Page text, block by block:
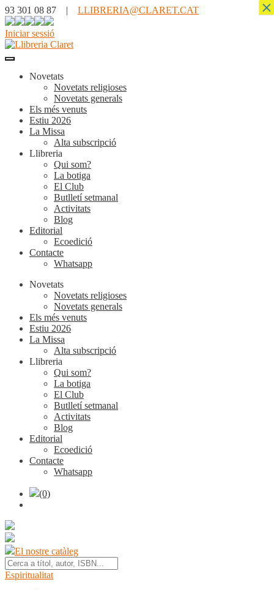
93 301 08 87 | LLIBRERIA@CLARET.CAT
Iniciar sessió
Novetats
Novetats religioses
Novetats generals
Els més venuts
Estiu 2026
La Missa
Alta subscripció
Llibreria
Qui som?
La botiga
El Club
Butlletí setmanal
Activitats
Blog
Editorial
Ecoedició
Contacte
Whatsapp
Novetats
Novetats religioses
Novetats generals
Els més venuts
Estiu 2026
La Missa
Alta subscripció
Llibreria
Qui som?
La botiga
El Club
Butlletí setmanal
Activitats
Blog
Editorial
Ecoedició
Contacte
Whatsapp
(0)
El nostre catàleg
Espiritualitat
×